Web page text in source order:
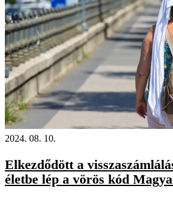
2024. 08. 10.
Elkezdődött a
életbe lép a vörös kód